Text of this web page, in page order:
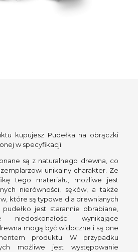
kupujesz Pudełka na obrączki
w specyfikacji.
są z naturalnego drewna, co
unikalny charakter. Ze
tego materiału, możliwe jest
nierówności, sęków, a także
które są typowe dla drewnianych
jest starannie obrabiane,
niedoskonałości wynikające
mogą być widoczne i są one
produktu. W przypadku
możliwe jest występowanie